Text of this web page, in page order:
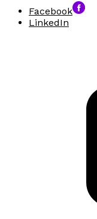
Facebook
LinkedIn